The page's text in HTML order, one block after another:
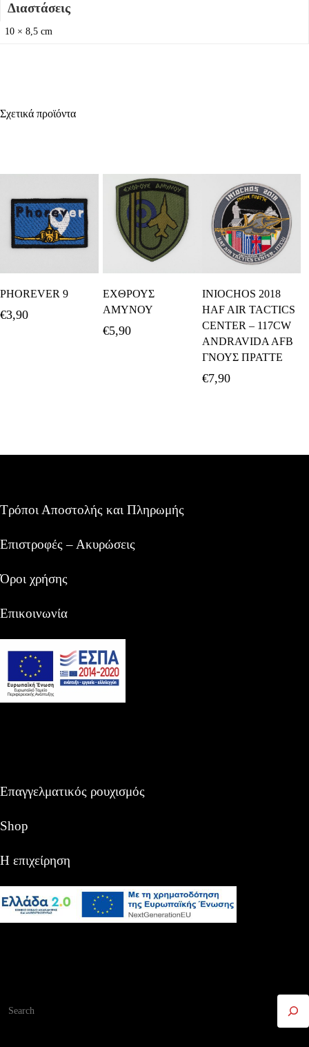
Διαστάσεις
10 × 8,5 cm
Σχετικά προϊόντα
PHOREVER 9
€3,90
Καλάθι
ΕΧΘΡΟΥΣ
ΑΜΥΝΟΥ
€5,90
Καλάθι
INIOCHOS 2018
HAF AIR TACTICS
CENTER – 117CW
ANDRAVIDA AFB
ΓΝΟΥΣ ΠΡΑΤΤΕ
€7,90
Τρόποι Αποστολής και Πληρωμής
Επιστροφές – Ακυρώσεις
Όροι χρήσης
Επικοινωνία
Επαγγελματικός ρουχισμός
Shop
Η επιχείρηση